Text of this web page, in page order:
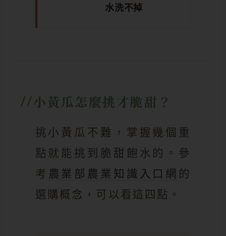
水洗不掉
小黃瓜怎麼挑才脆甜？
挑小黃瓜不難，掌握幾個重
點就能挑到脆甜飽水的。參
考 農業部農業知識入口網 的
選購概念，可以看這四點。